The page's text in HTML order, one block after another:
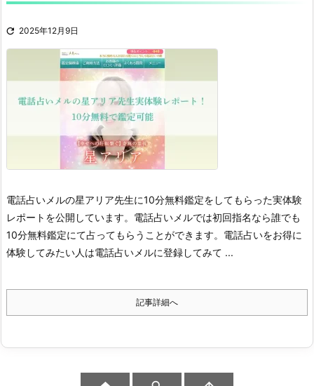
 2025年12月9日
電話占いメルの星アリア先生に10分無料鑑定をしてもらった実体験
レポートを公開しています。電話占いメルでは初回指名なら誰でも
10分無料鑑定にて占ってもらうことができます。 電話占いをお得に
体験してみたい人は電話占いメルに登録してみて ...
記事詳細へ